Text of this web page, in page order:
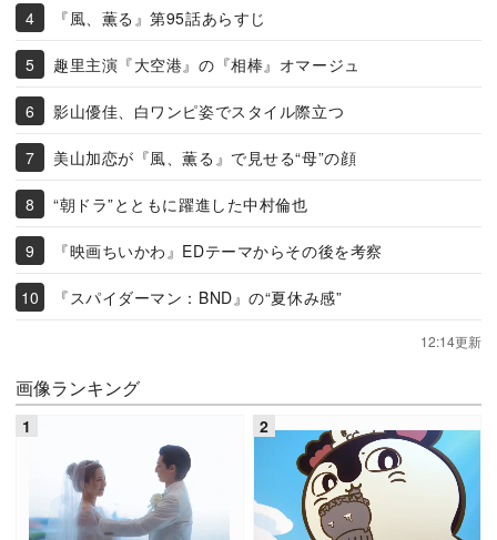
『風、薫る』第95話あらすじ
趣里主演『大空港』の『相棒』オマージュ
影山優佳、白ワンピ姿でスタイル際立つ
美山加恋が『風、薫る』で見せる“母”の顔
“朝ドラ”とともに躍進した中村倫也
『映画ちいかわ』EDテーマからその後を考察
『スパイダーマン：BND』の“夏休み感”
12:14更新
画像ランキング